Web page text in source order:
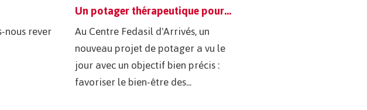
rever
Un potager thérapeutique pour cultiver le bien-être et les compétences
Au Centre Fedasil d'Arrivés, un
nouveau projet de potager a vu le
jour avec un objectif bien précis :
favoriser le bien-être des...